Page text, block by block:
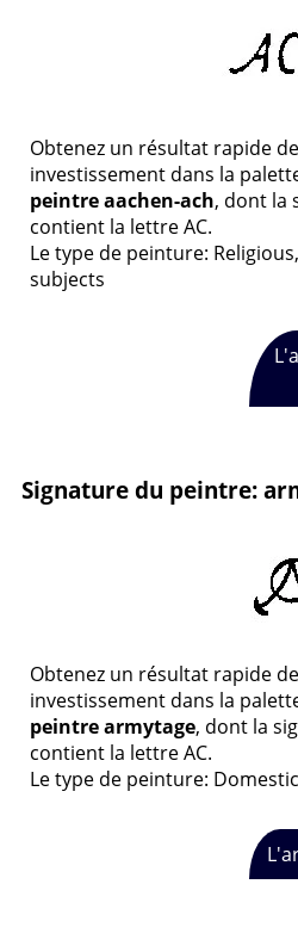
Obtenez un résultat rapide
investissement dans la
peintre aachen-ach, dont la
contient la lettre AC.
Le type de peinture:
subjects
Signature du peintre:
Obtenez un résultat rapide
investissement dans la
peintre armytage, dont la
contient la lettre AC.
Le type de peinture: